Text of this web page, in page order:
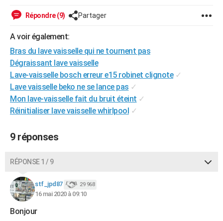
Destinations
City break
Voyage nature
Voyage de noces
Forum
Climat
BONS PLANS
CARTE DE VOEUX
Carte de Noël
Carte Bonne année
Carte Saint-Valentin
Carte Pâques
Carte d'anniversaire
DICTIONNAIRE
COPAINS D'AVANT
S'inscrire
Se connecter
Lycées
Collèges
Primaires
Universités
Entreprises
Service militaire
Avis de recherche
AVIS DE DÉCÈS
FORUM
Bricolage
Lifestyle
Culture
Sport
Auto
Television
Voyage
Cinema
Répondre (9) Partager
A voir également:
Bras du lave vaisselle qui ne tournent pas
Dégraissant lave vaisselle
Lave-vaisselle bosch erreur e15 robinet clignote ✓
Lave vaisselle beko ne se lance pas ✓
Mon lave-vaisselle fait du bruit éteint ✓
Réinitialiser lave vaisselle whirlpool ✓
9 réponses
RÉPONSE 1 / 9
stf_jpd87 29 968
16 mai 2020 à 09:10
Bonjour